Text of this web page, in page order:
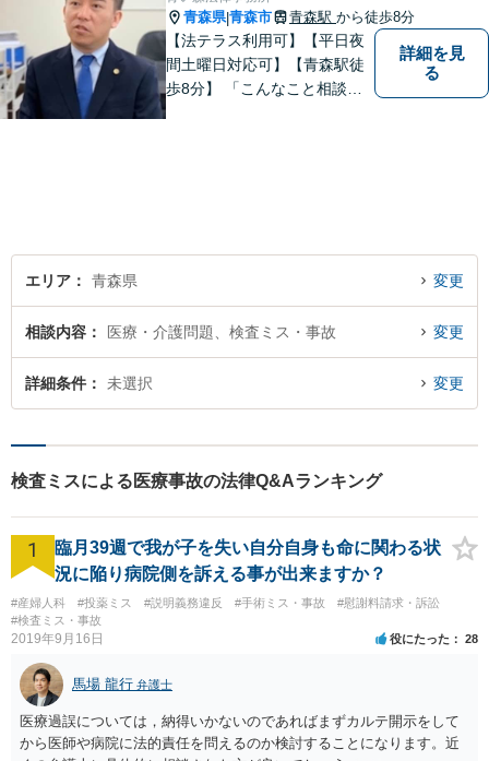
青森県|青森市 青森駅 から徒歩8分
【法テラス利用可】【平日夜
間土曜日対応可】【青森駅徒
歩8分】 「こんなこと相談し
詳細を見
る
エリア 青森県 変更
相談内容 医療・介護問題、検査ミス・事故 変更
詳細条件 未選択 変更
検査ミスによる医療事故の法律Q&Aランキング
1
臨月39週で我が子を失い自分自身も命に関わる状
況に陥り病院側を訴える事が出来ますか？
#産婦人科 #投薬ミス #説明義務違反 #手術ミス・事故
#慰謝料請求・訴訟
#検査ミス・事故
2019年9月16日 役にたった 28
馬場 龍行 弁護士
医療過誤については，納得いかないのであればまずカルテ開示をして
から医師や病院に法的責任を問えるのか検討することになります。近